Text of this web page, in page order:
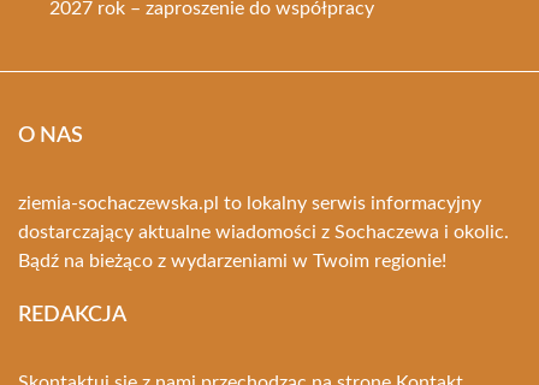
2027 rok – zaproszenie do współpracy
O NAS
ziemia-sochaczewska.pl to lokalny serwis informacyjny
dostarczający aktualne wiadomości z Sochaczewa i okolic.
Bądź na bieżąco z wydarzeniami w Twoim regionie!
REDAKCJA